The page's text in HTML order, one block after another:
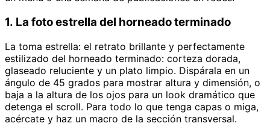
1. La foto estrella del horneado terminado
La toma estrella: el retrato brillante y perfectamente
estilizado del horneado terminado: corteza dorada,
glaseado reluciente y un plato limpio. Dispárala en un
ángulo de 45 grados para mostrar altura y dimensión, o
baja a la altura de los ojos para un look dramático que
detenga el scroll. Para todo lo que tenga capas o miga,
acércate y haz un macro de la sección transversal.